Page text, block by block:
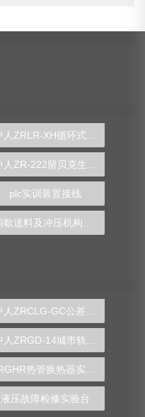
plc实训装置接线
液压故障检修实验台